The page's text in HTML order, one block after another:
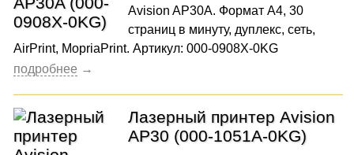
Avision AP30A. Формат A4, 30
страниц в минуту, дуплекс, сеть,
AirPrint, MopriaPrint. Артикул: 000-0908X-0KG
Лазерный принтер Avision
AP30 (000-1051A-0KG)